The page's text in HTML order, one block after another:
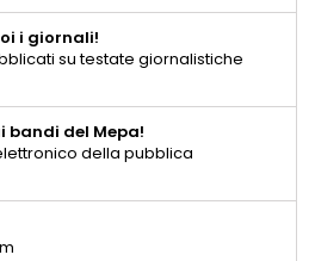
i giornali!
su testate giornalistiche
del Mepa!
della pubblica